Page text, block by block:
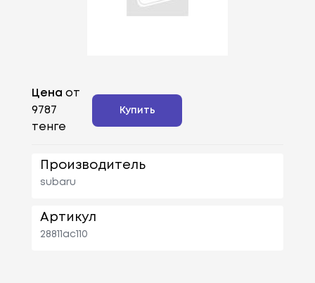
Цена от
9787
тенге
Купить
Производитель
subaru
Артикул
28811ac110